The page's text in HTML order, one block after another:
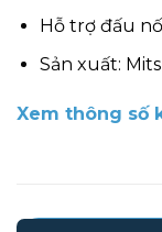
Hỗ trợ đấu
Sản xuất:
Xem thông số